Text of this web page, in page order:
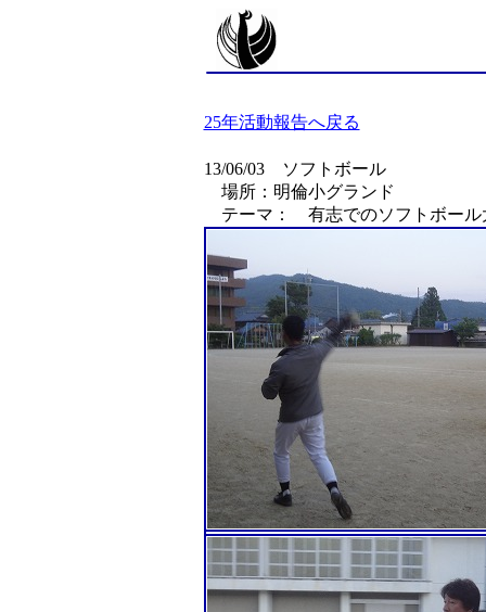
25年活動報告へ戻る
13/06/03 ソフトボール
場所：明倫小グランド
テーマ： 有志でのソフトボール